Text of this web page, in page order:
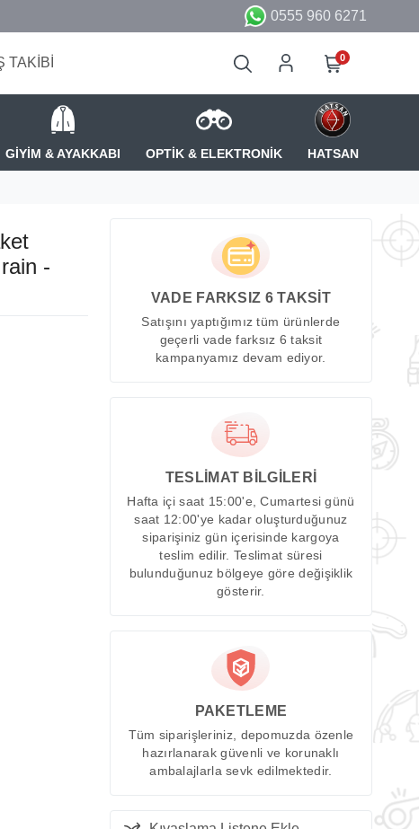
0555 960 6271
TAKİBİ 0
GİYİM & AYAKKABI OPTİK & ELEKTRONİK HATSAN
-
VADE FARKSIZ 6 TAKSİT
Satışını yaptığımız tüm ürünlerde
geçerli vade farksız 6 taksit
kampanyamız devam ediyor.
TESLİMAT BİLGİLERİ
Hafta içi saat 15:00'e, Cumartesi günü
saat 12:00'ye kadar oluşturduğunuz
siparişiniz gün içerisinde kargoya
teslim edilir. Teslimat süresi
bulunduğunuz bölgeye göre değişiklik
gösterir.
PAKETLEME
Tüm siparişleriniz, depomuzda özenle
hazırlanarak güvenli ve korunaklı
ambalajlarla sevk edilmektedir.